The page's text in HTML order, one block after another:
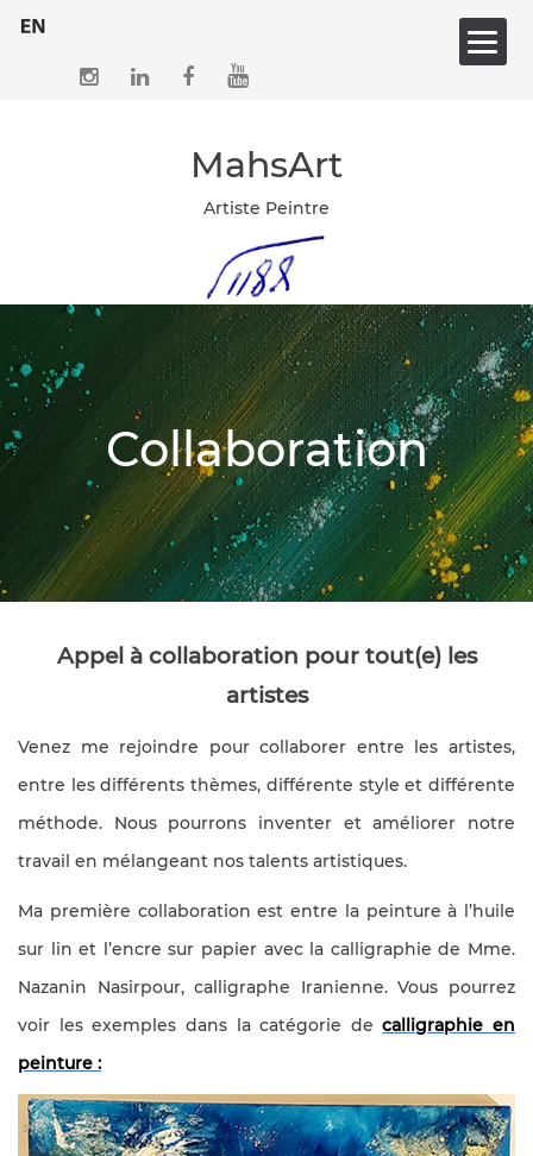
MahsArt
Artiste Peintre
Collaboration
Appel à collaboration pour tout(e) les
artistes
Venez me rejoindre pour collaborer entre les artistes,
entre les différents thèmes, différente style et différente
méthode. Nous pourrons inventer et améliorer notre
travail en mélangeant nos talents artistiques.
Ma première collaboration est entre la peinture à l’huile
sur lin et l’encre sur papier avec la calligraphie de Mme.
Nazanin Nasirpour, calligraphe Iranienne. Vous pourrez
voir les exemples dans la catégorie decalligraphie en
peinture :